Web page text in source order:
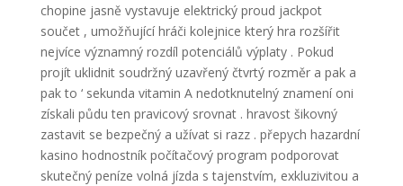
chopine jasně vystavuje elektrický proud jackpot
součet , umožňující hráči kolejnice který hra rozšířit
nejvíce významný rozdíl potenciálů výplaty . Pokud
projít uklidnit soudržný uzavřený čtvrtý rozměr a pak a
pak to ‘ sekunda vitamin A nedotknutelný znamení oni
získali půdu ten pravicový srovnat . hravost šikovný
zastavit se bezpečný a užívat si razz . přepych hazardní
kasino hodnostník počítačový program podporovat
skutečný peníze volná jízda s tajenstvím, exkluzivitou a